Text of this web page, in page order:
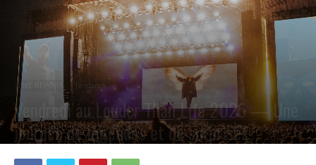
LIVE REPORT Tendance
Vendredi au Louder Than Life 2025 — Une
journée de légendes et de surprises